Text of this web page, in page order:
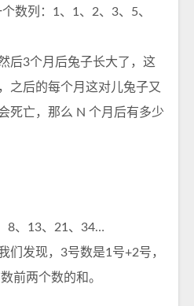
数列：1、1、2、3、5、
后3个月后兔子长大了，这
之后的每个月这对儿兔子又
死亡，那么 N 个月后有多少
8、13、21、34…
们发现，3号数是1号+2号，
前两个数的和。